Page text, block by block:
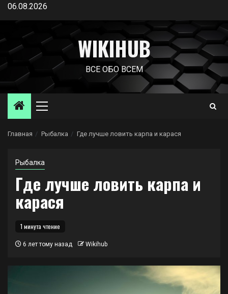
Перейти
содержимому
06.08.2026
WIKIHUB
ВСЕ ОБО ВСЕМ
Основное
Главная Рыбалка Где лучше ловить карпа и карася
Рыбалка
Где лучше ловить карпа и
карася
1 минута чтение
6 лет тому назад Wikihub